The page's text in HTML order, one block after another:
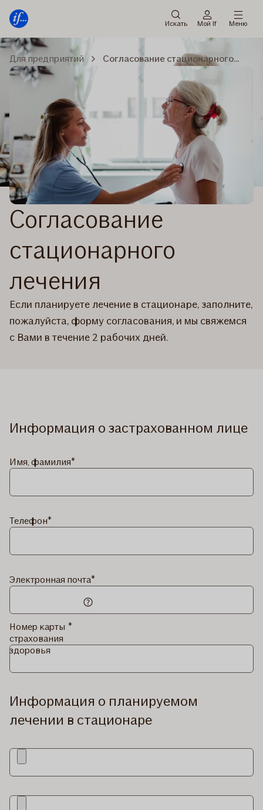
Искать Мой If Меню
Для предприятий Согласование стационарного лечения
Согласование
стационарного
лечения
Если планируете лечение в стационаре, заполните,
пожалуйста, форму согласования, и мы свяжемся
с Вами в течение 2 рабочих дней.
Информация о застрахованном лице
Имя, фамилия
Телефон
Электронная почта
Номер карты
страхования
здоровья
Информация о планируемом
лечении в стационаре